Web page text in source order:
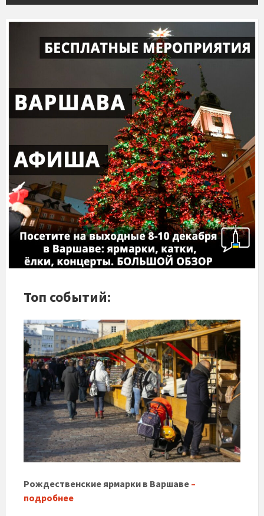
Топ событий:
Рождественские ярмарки в Варшаве –
подробнее